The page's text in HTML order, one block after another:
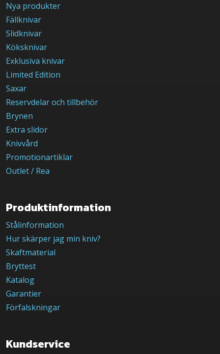
Nya produkter
Fällknivar
Slidknivar
Köksknivar
Exklusiva knivar
Limited Edition
Saxar
Reservdelar och tillbehör
Brynen
Extra slidor
Knivvård
Promotionartiklar
Outlet / Rea
Produktinformation
Stålinformation
Hur skärper jag min kniv?
Skaftmaterial
Bryttest
Katalog
Garantier
Förfalskningar
Kundservice